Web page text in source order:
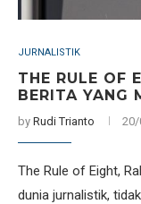
JURNALISTIK
THE RULE OF
BERITA YANG
by Rudi Trianto 20/
The Rule of Eight,
dunia jurnalistik,